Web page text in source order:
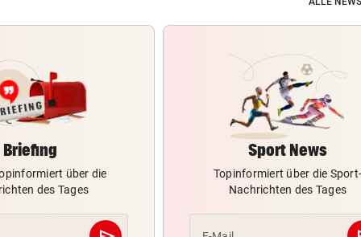
Briefing
über die
des Tages
Sport News
Topinformiert über die Sport-
Nachrichten des Tages